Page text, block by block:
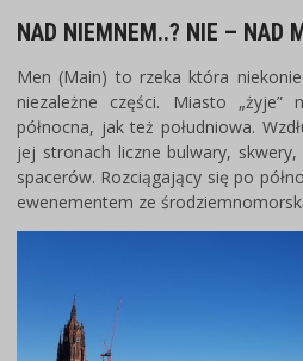
NAD NIEMNEM..? NIE – NAD
Men (Main) to rzeka która
niezależne części. Miasto „żyje”
północna, jak też południowa.
jej stronach liczne bulwary,
spacerów. Rozciągający się po
ewenementem ze